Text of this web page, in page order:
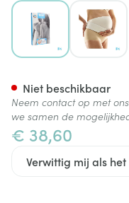
View larger image
View
€ 38,60
Verwittig mij als
Niet beschikbaar
Neem contact op met
we samen de